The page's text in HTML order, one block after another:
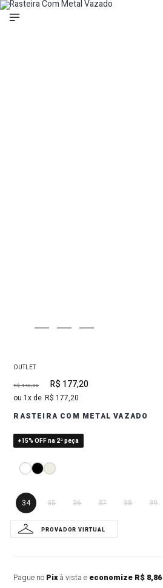
OUTLET
R$ 443,00 R$ 177,20
1 R$ 177,20
RASTEIRA COM METAL VAZADO
+15% OFF na 2ª peça
34 35 36 37 38 39
Pague no Pixà vista e economize R$ 8,86